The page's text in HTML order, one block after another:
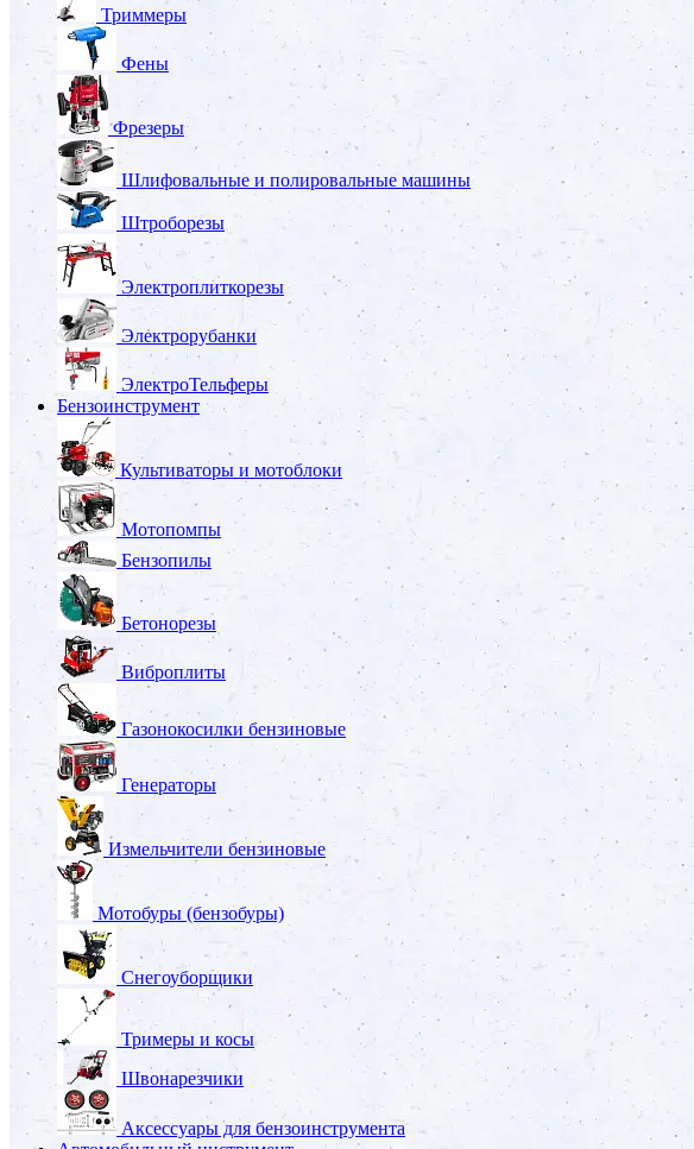
Триммеры
Фены
Фрезеры
Шлифовальные и полировальные машины
Штроборезы
Электроплиткорезы
Электрорубанки
ЭлектроТельферы
Бензоинструмент
Культиваторы и мотоблоки
Мотопомпы
Бензопилы
Бетонорезы
Виброплиты
Газонокосилки бензиновые
Генераторы
Измельчители бензиновые
Мотобуры (бензобуры)
Снегоуборщики
Тримеры и косы
Швонарезчики
Аксессуары для бензоинструмента